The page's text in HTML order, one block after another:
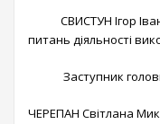
СВИСТУН Ігор
питань діяльності
Заступник голови
ЧЕРЕПАН Світлана